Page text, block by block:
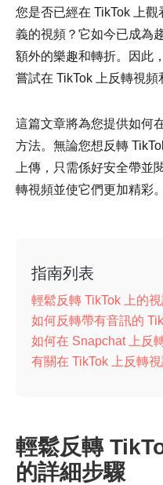
您是否已經在 TikTok 上
義的視頻？它如今已成為
額外的樂趣和轉折。因此
嘗試在 TikTok 上反轉視頻
這篇文章將為您提供如何
方法。無論您想反轉
上傳，只需係好安全帶並
轉視頻並使它們更加精彩。
指南列表
輕鬆反轉 TikTok 上的
如何反轉帶有音訊的
如何在 Snapchat 上反
有關在 TikTok 上反轉
輕鬆反轉
的詳細步驟